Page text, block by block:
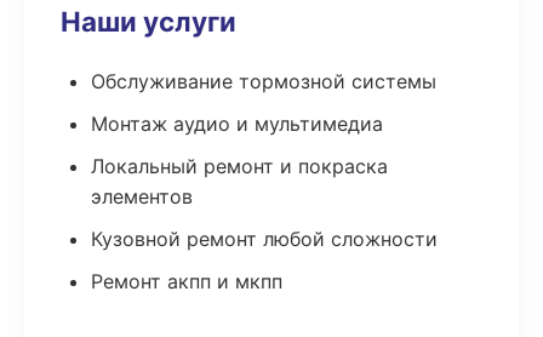
Наши услуги
Обслуживание тормозной системы
Монтаж аудио и мультимедиа
Локальный ремонт и покраска
элементов
Кузовной ремонт любой сложности
Ремонт акпп и мкпп